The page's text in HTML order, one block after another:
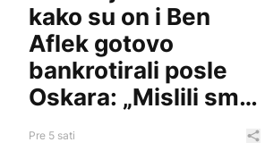
kako su on i Ben
Aflek gotovo
bankrotirali posle
Oskara: „Mislili smo
Pre 5 sati